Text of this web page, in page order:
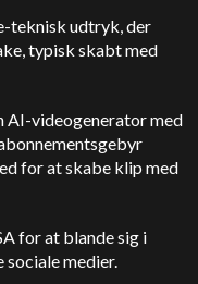
teknisk udtryk, der
typisk skabt med
AI-videogenerator med
for at skabe klip med
for at blande sig i
sociale medier.